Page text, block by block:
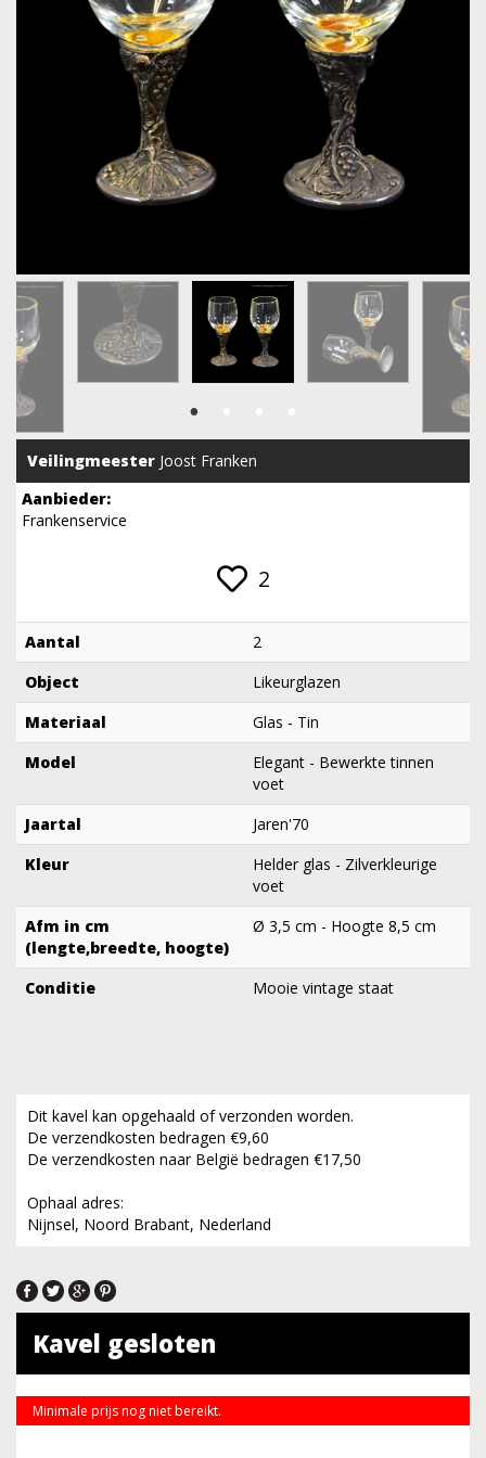
Veilingmeester Joost Franken
Aanbieder:
Frankenservice
2
Aantal
2
Object
Likeurglazen
Materiaal
Glas - Tin
Model
Elegant - Bewerkte tinnen
voet
Jaartal
Jaren'70
Kleur
Helder glas - Zilverkleurige
voet
Afm in cm
(lengte,breedte, hoogte)
Ø 3,5 cm - Hoogte 8,5 cm
Conditie Mooie vintage staat
Dit kavel kan opgehaald of verzonden worden.
De verzendkosten bedragen €9,60
De verzendkosten naar België bedragen €17,50
Ophaal adres:
Nijnsel, Noord Brabant, Nederland
Kavel gesloten
Minimale prijs nog niet bereikt.